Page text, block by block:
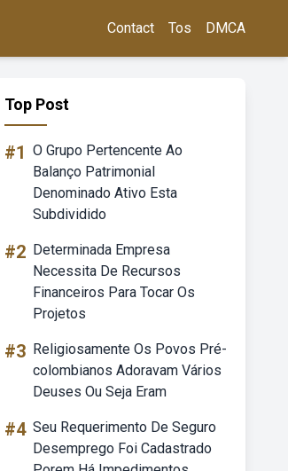
Contact Tos DMCA
Top Post
#1 O Grupo Pertencente Ao
Balanço Patrimonial
Denominado Ativo Esta
Subdividido
#2 Determinada Empresa
Necessita De Recursos
Financeiros Para Tocar Os
Projetos
#3 Religiosamente Os Povos Pré-
colombianos Adoravam Vários
Deuses Ou Seja Eram
#4 Seu Requerimento De Seguro
Desemprego Foi Cadastrado